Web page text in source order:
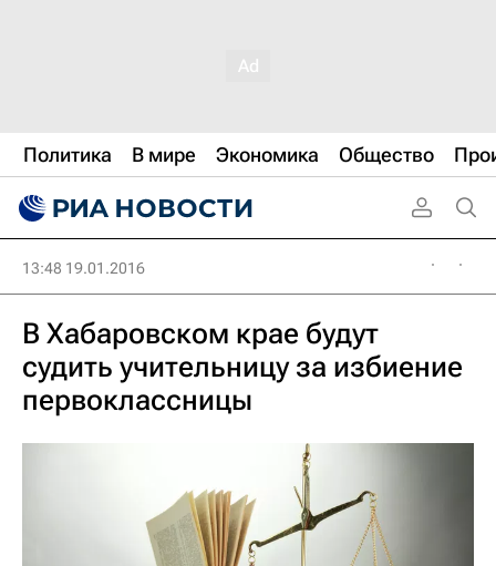
Политика В мире Экономика Общество
13:48 19.01.2016
В Хабаровском крае будут
судить учительницу за избиение
первоклассницы